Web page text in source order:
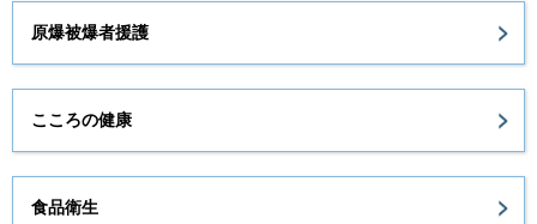
原爆被爆者援護
こころの健康
食品衛生